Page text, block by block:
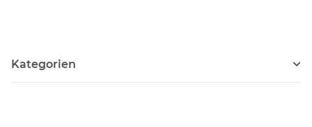
Kategorien